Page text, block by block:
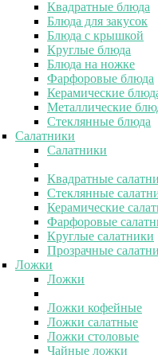
Квадратные блюда
Блюда для закусок
Блюда с крышкой
Круглые блюда
Блюда на ножке
Фарфоровые блюда
Керамические
Металлические
Стеклянные блюда
Салатники
Салатники
Квадратные
Стеклянные
Керамические
Фарфоровые
Круглые салатники
Прозрачные
Ложки
Ложки
Ложки кофейные
Ложки салатные
Ложки столовые
Чайные ложки